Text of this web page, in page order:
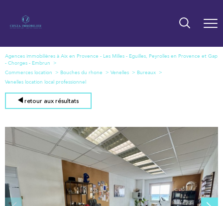
Agences immobilières à Aix en Provence - Les Milles - Eguilles, Peyrolles en Provence et Gap
- Chorges - Embrun
Commerces location
Bouches du rhone Venelles
Bureaux
Venelles location local professionnel
retour aux résultats